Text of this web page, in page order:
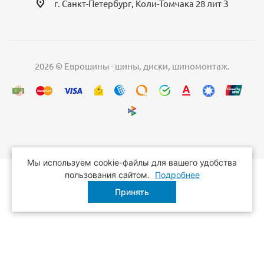
г. Санкт-Петербург, Коли-Томчака 28 лит З
2026 © Еврошины - шины, диски, шиномонтаж.
Мы используем cookie-файлы для вашего удобства
пользования сайтом.
Подробнее
Принять